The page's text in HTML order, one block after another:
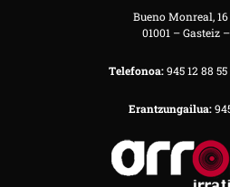
Bueno Monreal,
01001 – Gasteiz
Telefonoa:945 12 88 55
Erantzungailua: